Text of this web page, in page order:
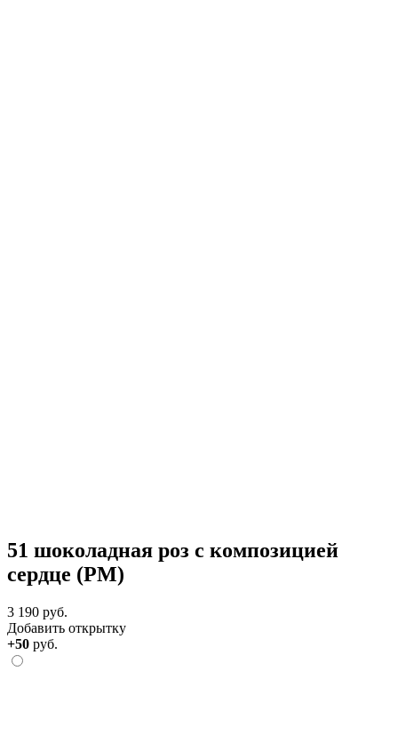
51 шоколадная роз с композицией
сердце (РМ)
3 190 руб.
Добавить открытку
+50 руб.